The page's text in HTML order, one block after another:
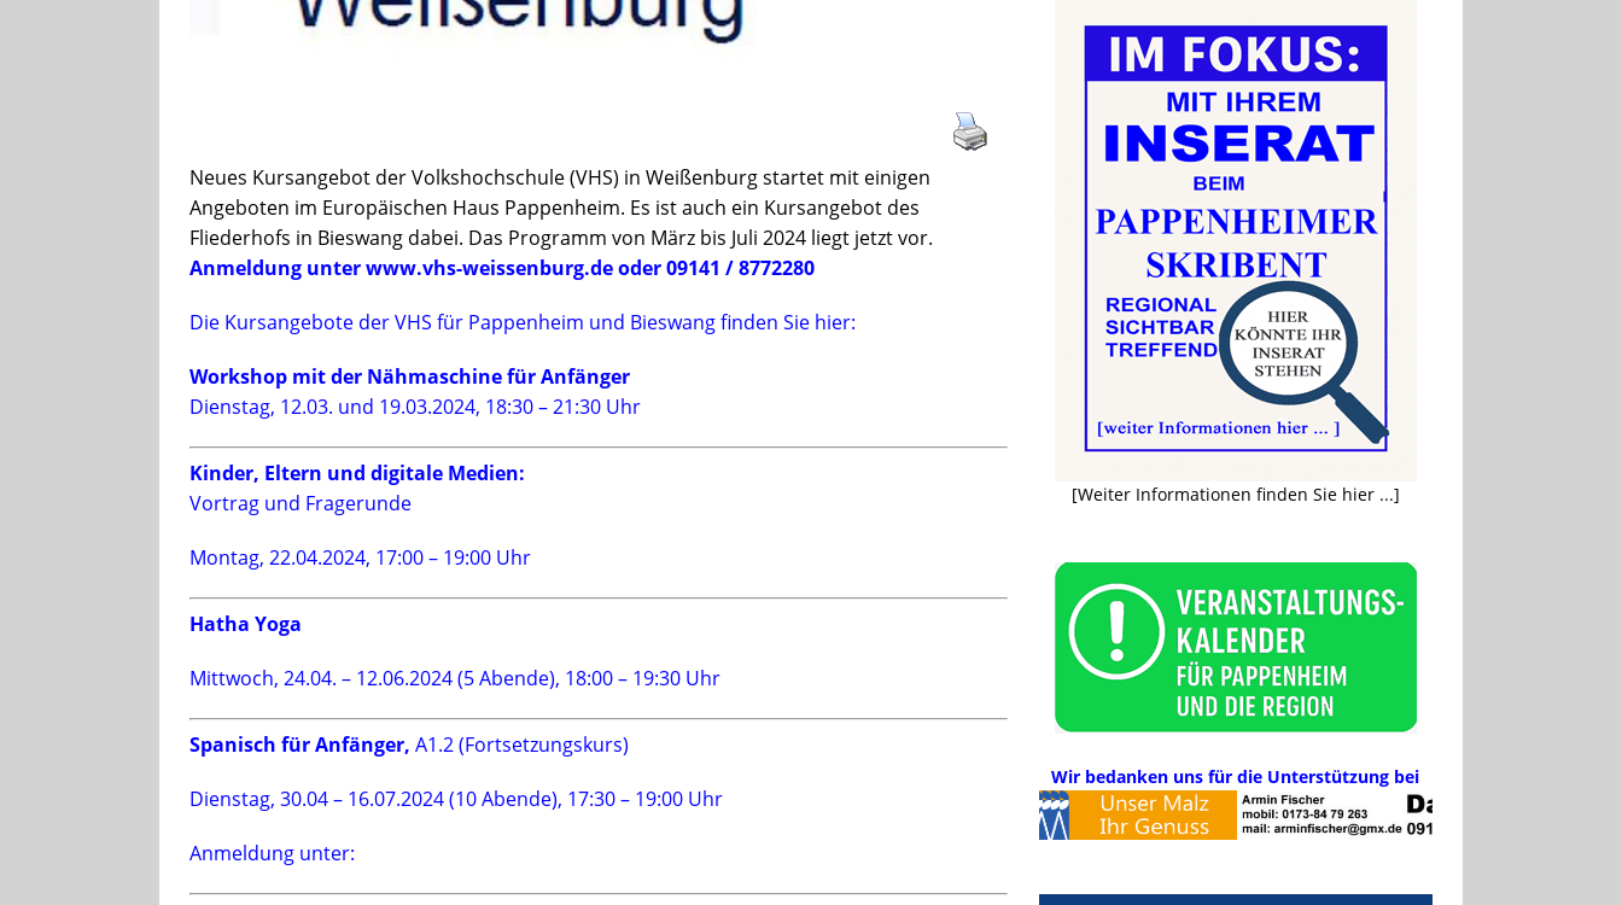
Neues Kursangebot der Volkshochschule (VHS) in Weißenburg startet mit einigen
Angeboten im Europäischen Haus Pappenheim. Es ist auch ein Kursangebot des
Fliederhofs in Bieswang dabei. Das Programm von März bis Juli 2024 liegt jetzt vor.
Anmeldung unter www.vhs-weissenburg.de oder 09141 / 8772280
Die Kursangebote der VHS für Pappenheim und Bieswang finden Sie hier:
Workshop mit der Nähmaschine für Anfänger
Dienstag, 12.03. und 19.03.2024, 18:30 – 21:30 Uhr
Kinder, Eltern und digitale Medien:
Vortrag und Fragerunde
Montag, 22.04.2024, 17:00 – 19:00 Uhr
Hatha Yoga
Mittwoch, 24.04. – 12.06.2024 (5 Abende), 18:00 – 19:30 Uhr
Spanisch für Anfänger, A1.2 (Fortsetzungskurs)
Dienstag, 30.04 – 16.07.2024 (10 Abende), 17:30 – 19:00 Uhr
Anmeldung unter:
[Weiter Informationen finden Sie hier ...]
Wir bedanken uns für die Unterstützung bei